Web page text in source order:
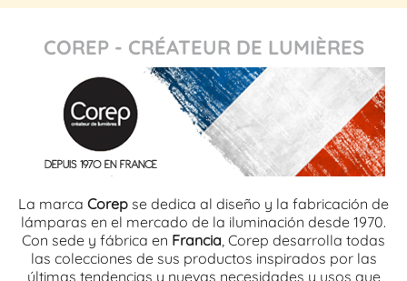
COREP - CRÉATEUR DE LUMIÈRES
La marca Corep se dedica al diseño y la fabricación de
lámparas en el mercado de la iluminación desde 1970.
Con sede y fábrica en Francia , Corep desarrolla todas
las colecciones de sus productos inspirados por las
últimas tendencias y nuevas necesidades y usos que